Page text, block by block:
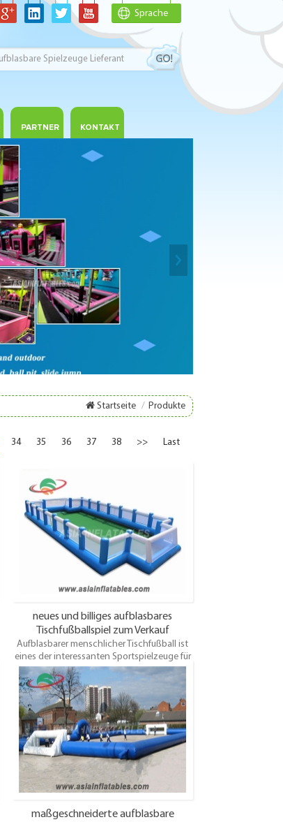
Sprache
PARTNER KONTAKT
Startseite / Produkte
34 35 36 37 38 >> Last
neues und billiges aufblasbares
Tischfußballspiel zum Verkauf
Aufblasbarer menschlicher Tischfußball ist
eines der interessanten Sportspielzeuge für
Spiele. Es eignet sich nicht nur für Kinder,
sondern auch für Erwachsene. Wir verkaufen
auch aufblasbare Kletterwand, aufblasbaren
Fußballkick, aufblasbares Basketballspiel,
aufblasbaren Schlauchhockey, der zum
Spaß sehr aufregend ist.
maßgeschneiderte aufblasbare